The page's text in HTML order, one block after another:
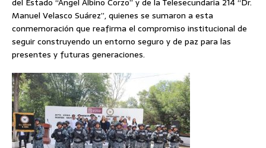
Manuel Velasco Suárez”, quienes se sumaron a esta
conmemoración que reafirma el compromiso institucional de
seguir construyendo un entorno seguro y de paz para las
presentes y futuras generaciones.